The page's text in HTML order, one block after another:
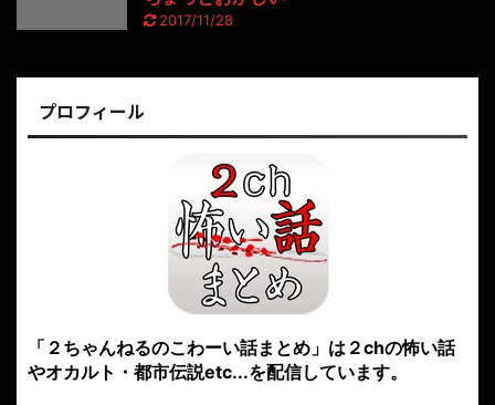
2017/11/28
プロフィール
「２ちゃんねるのこわーい話まとめ」は２chの怖い話
やオカルト・都市伝説etc...を配信しています。